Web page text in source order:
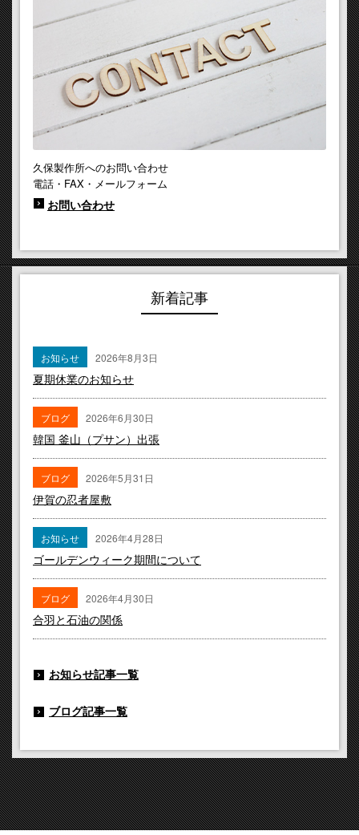
久保製作所へのお問い合わせ
電話・FAX・メールフォーム
お問い合わせ
新着記事
お知らせ 2026年8月3日
夏期休業のお知らせ
ブログ 2026年6月30日
韓国 釜山（プサン）出張
ブログ 2026年5月31日
伊賀の忍者屋敷
お知らせ 2026年4月28日
ゴールデンウィーク期間について
ブログ 2026年4月30日
合羽と石油の関係
お知らせ記事一覧
ブログ記事一覧